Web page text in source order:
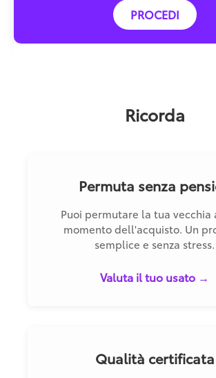
PROCEDI
Ricorda
Permuta senza
Puoi permutare la tua vecchia
momento dell'acquisto. Un
semplice e senza stress.
Valuta il tuo usato →
Qualità certificata